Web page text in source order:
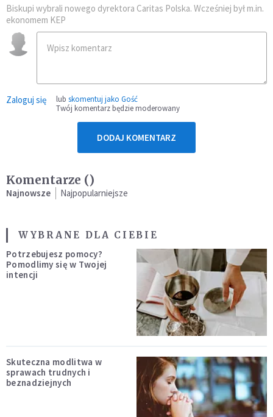
Biskupi wybrali nowego dyrektora Caritas Polska. Wcześniej był m.in.
ekonomem KEP
Zaloguj się lub skomentuj jako Gość
Twój komentarz będzie moderowany
DODAJ KOMENTARZ
Komentarze ()
Najnowsze Najpopularniejsze
WYBRANE DLA CIEBIE
Potrzebujesz pomocy?
Pomodlimy się w Twojej
intencji
Skuteczna modlitwa w
sprawach trudnych i
beznadziejnych